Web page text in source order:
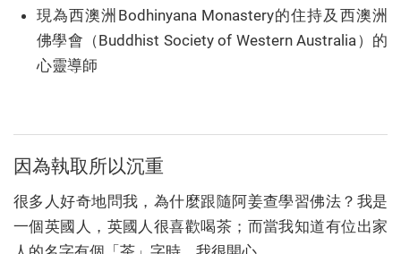
現為西澳洲Bodhinyana Monastery的住持及西澳洲
佛學會（Buddhist Society of Western Australia）的
心靈導師
因為執取所以沉重
很多人好奇地問我，為什麼跟隨阿姜查學習佛法？我是
一個英國人，英國人很喜歡喝茶；而當我知道有位出家